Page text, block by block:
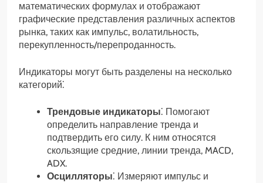
математических формулах и отображают
графические представления различных аспектов
рынка, таких как импульс, волатильность,
перекупленность/перепроданность.
Индикаторы могут быть разделены на несколько
категорий⁚
Трендовые индикаторы⁚ Помогают
определить направление тренда и
подтвердить его силу. К ним относятся
скользящие средние, линии тренда, MACD,
ADX.
Осцилляторы⁚ Измеряют импульс и